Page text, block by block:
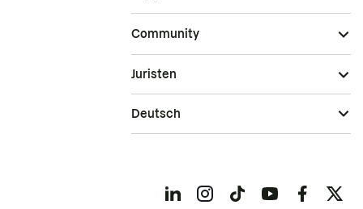
Community
Juristen
Deutsch